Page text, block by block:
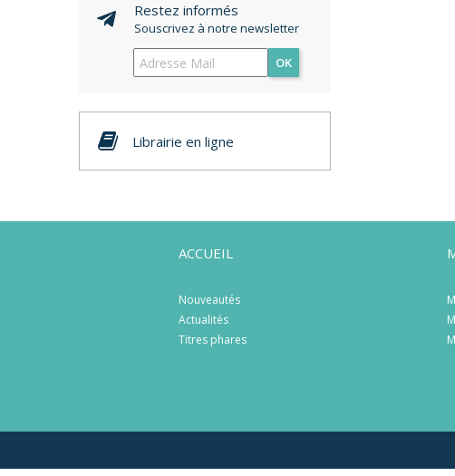
Restez informés
Souscrivez à notre newsletter
OK
Librairie en ligne
ACCUEIL
Nouveautés
Actualités
Titres phares